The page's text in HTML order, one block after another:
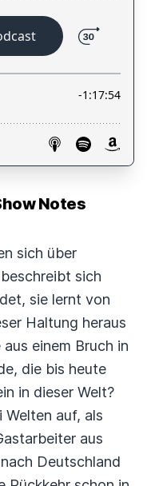
Notes
sich über
sich
sie lernt von
Haltung heraus
einem Bruch in
die bis heute
in dieser Welt?
auf, als
aus
Deutschland